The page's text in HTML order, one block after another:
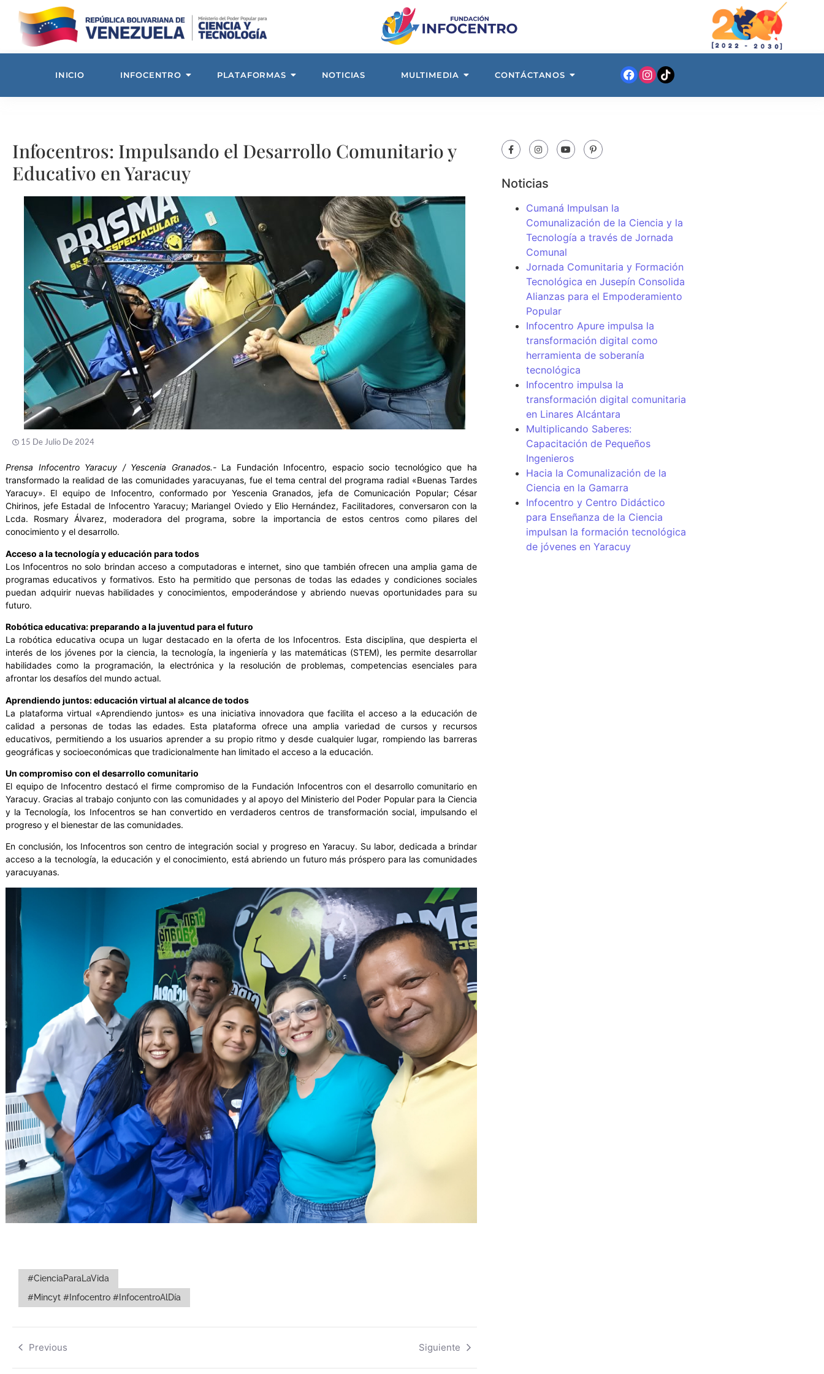
INICIO INFOCENTRO PLATAFORMAS NOTICIAS MULTIMEDIA CONTÁCTANOS
Infocentros: Impulsando el Desarrollo Comunitario y
Educativo en Yaracuy
15 De Julio De 2024
Prensa Infocentro Yaracuy / Yescenia Granados.-La Fundación Infocentro, espacio socio tecnológico que ha
transformado la realidad de las comunidades yaracuyanas, fue el tema central del programa radial «Buenas Tardes
Yaracuy». El equipo de Infocentro, conformado por Yescenia Granados, jefa de Comunicación Popular; César
Chirinos, jefe Estadal de Infocentro Yaracuy; Mariangel Oviedo y Elio Hernández, Facilitadores, conversaron con la
Lcda. Rosmary Álvarez, moderadora del programa, sobre la importancia de estos centros como pilares del
conocimiento y el desarrollo.
Acceso a la tecnología y educación para todos
Los Infocentros no solo brindan acceso a computadoras e internet, sino que también ofrecen una amplia gama de
programas educativos y formativos. Esto ha permitido que personas de todas las edades y condiciones sociales
puedan adquirir nuevas habilidades y conocimientos, empoderándose y abriendo nuevas oportunidades para su
futuro.
Robótica educativa: preparando a la juventud para el futuro
La robótica educativa ocupa un lugar destacado en la oferta de los Infocentros. Esta disciplina, que despierta el
interés de los jóvenes por la ciencia, la tecnología, la ingeniería y las matemáticas (STEM), les permite desarrollar
habilidades como la programación, la electrónica y la resolución de problemas, competencias esenciales para
afrontar los desafíos del mundo actual.
Aprendiendo juntos: educación virtual al alcance de todos
La plataforma virtual «Aprendiendo juntos» es una iniciativa innovadora que facilita el acceso a la educación de
calidad a personas de todas las edades. Esta plataforma ofrece una amplia variedad de cursos y recursos
educativos, permitiendo a los usuarios aprender a su propio ritmo y desde cualquier lugar, rompiendo las barreras
geográficas y socioeconómicas que tradicionalmente han limitado el acceso a la educación.
Un compromiso con el desarrollo comunitario
El equipo de Infocentro destacó el firme compromiso de la Fundación Infocentros con el desarrollo comunitario en
Yaracuy. Gracias al trabajo conjunto con las comunidades y al apoyo del Ministerio del Poder Popular para la Ciencia
y la Tecnología, los Infocentros se han convertido en verdaderos centros de transformación social, impulsando el
progreso y el bienestar de las comunidades.
En conclusión, los Infocentros son centro de integración social y progreso en Yaracuy. Su labor, dedicada a brindar
acceso a la tecnología, la educación y el conocimiento, está abriendo un futuro más próspero para las comunidades
yaracuyanas.
#CienciaParaLaVida
#Mincyt #Infocentro #InfocentroAlDía
Previous Siguiente
Noticias
Cumaná Impulsan la
Comunalización de la Ciencia y la
Tecnología a través de Jornada
Comunal
Jornada Comunitaria y Formación
Tecnológica en Jusepín Consolida
Alianzas para el Empoderamiento
Popular
Infocentro Apure impulsa la
transformación digital como
herramienta de soberanía
tecnológica
Infocentro impulsa la
transformación digital comunitaria
en Linares Alcántara
Multiplicando Saberes:
Capacitación de Pequeños
Ingenieros
Hacia la Comunalización de la
Ciencia en la Gamarra
Infocentro y Centro Didáctico
para Enseñanza de la Ciencia
impulsan la formación tecnológica
de jóvenes en Yaracuy